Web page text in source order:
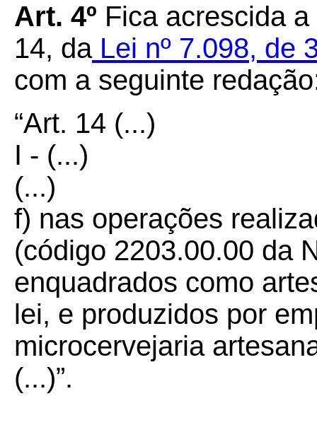
Art. 4º Fica acrescida a
14, daLei nº 7.098, de
com a seguinte
“Art. 14 (...)
I - (...)
(...)
f) nas operações
(código 2203.00.00 da
enquadrados como
lei, e produzidos por
microcervejaria
(...)”.